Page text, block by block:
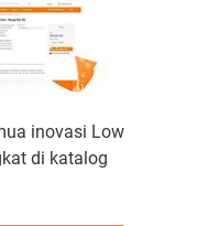
inovasi Low
di katalog